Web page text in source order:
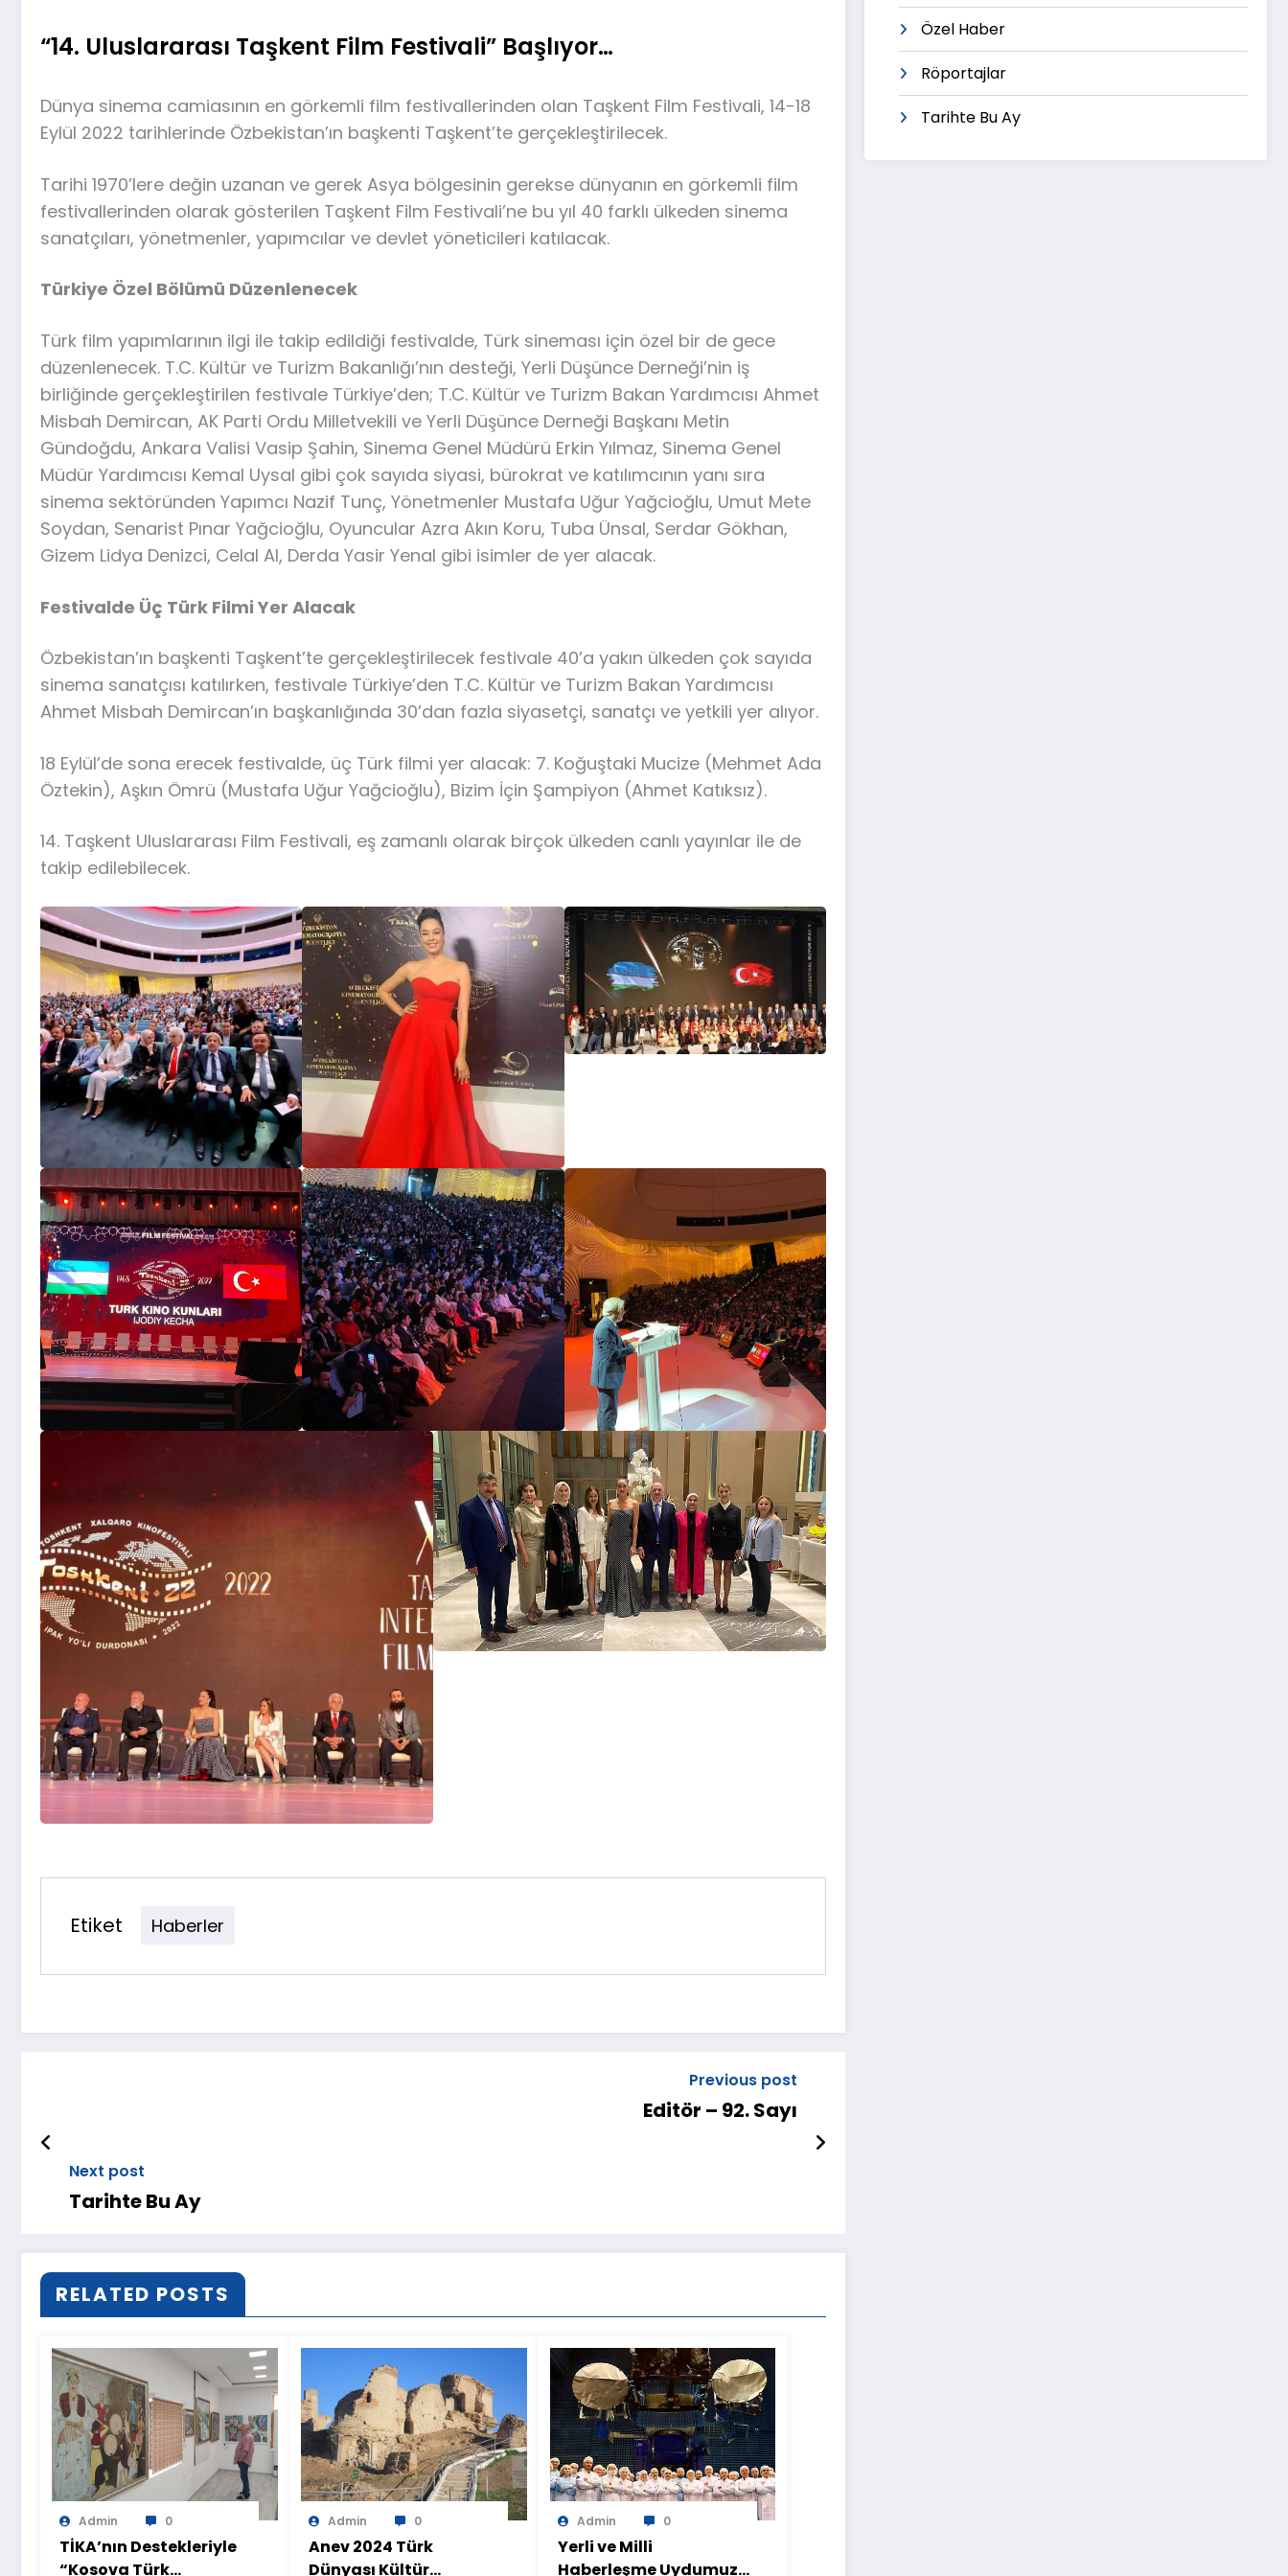
“14. Uluslararası Taşkent Film Festivali” Başlıyor…
Dünya sinema camiasının en görkemli film festivallerinden olan Taşkent Film Festivali, 14-18
Eylül 2022 tarihlerinde Özbekistan’ın başkenti Taşkent’te gerçekleştirilecek.
Tarihi 1970’lere değin uzanan ve gerek Asya bölgesinin gerekse dünyanın en görkemli film
festivallerinden olarak gösterilen Taşkent Film Festivali’ne bu yıl 40 farklı ülkeden sinema
sanatçıları, yönetmenler, yapımcılar ve devlet yöneticileri katılacak.
Türkiye Özel Bölümü Düzenlenecek
Türk film yapımlarının ilgi ile takip edildiği festivalde, Türk sineması için özel bir de gece
düzenlenecek. T.C. Kültür ve Turizm Bakanlığı’nın desteği, Yerli Düşünce Derneği’nin iş
birliğinde gerçekleştirilen festivale Türkiye’den; T.C. Kültür ve Turizm Bakan Yardımcısı Ahmet
Misbah Demircan, AK Parti Ordu Milletvekili ve Yerli Düşünce Derneği Başkanı Metin
Gündoğdu, Ankara Valisi Vasip Şahin, Sinema Genel Müdürü Erkin Yılmaz, Sinema Genel
Müdür Yardımcısı Kemal Uysal gibi çok sayıda siyasi, bürokrat ve katılımcının yanı sıra
sinema sektöründen Yapımcı Nazif Tunç, Yönetmenler Mustafa Uğur Yağcioğlu, Umut Mete
Soydan, Senarist Pınar Yağcioğlu, Oyuncular Azra Akın Koru, Tuba Ünsal, Serdar Gökhan,
Gizem Lidya Denizci, Celal Al, Derda Yasir Yenal gibi isimler de yer alacak.
Festivalde Üç Türk Filmi Yer Alacak
Özbekistan’ın başkenti Taşkent’te gerçekleştirilecek festivale 40’a yakın ülkeden çok sayıda
sinema sanatçısı katılırken, festivale Türkiye’den T.C. Kültür ve Turizm Bakan Yardımcısı
Ahmet Misbah Demircan’ın başkanlığında 30’dan fazla siyasetçi, sanatçı ve yetkili yer alıyor.
18 Eylül’de sona erecek festivalde, üç Türk filmi yer alacak: 7. Koğuştaki Mucize (Mehmet Ada
Öztekin), Aşkın Ömrü (Mustafa Uğur Yağcioğlu), Bizim İçin Şampiyon (Ahmet Katıksız).
14. Taşkent Uluslararası Film Festivali, eş zamanlı olarak birçok ülkeden canlı yayınlar ile de
takip edilebilecek.
Etiket Haberler
Previous post
Editör – 92. Sayı
Next post
Tarihte Bu Ay
RELATED POSTS
Admin 0
TİKA’nın Destekleriyle
“Kosova Türk
Admin 0
Anev 2024 Türk
Dünyası Kültür
Admin 0
Yerli ve Milli
Haberleşme Uydumuz
Özel Haber
Röportajlar
Tarihte Bu Ay